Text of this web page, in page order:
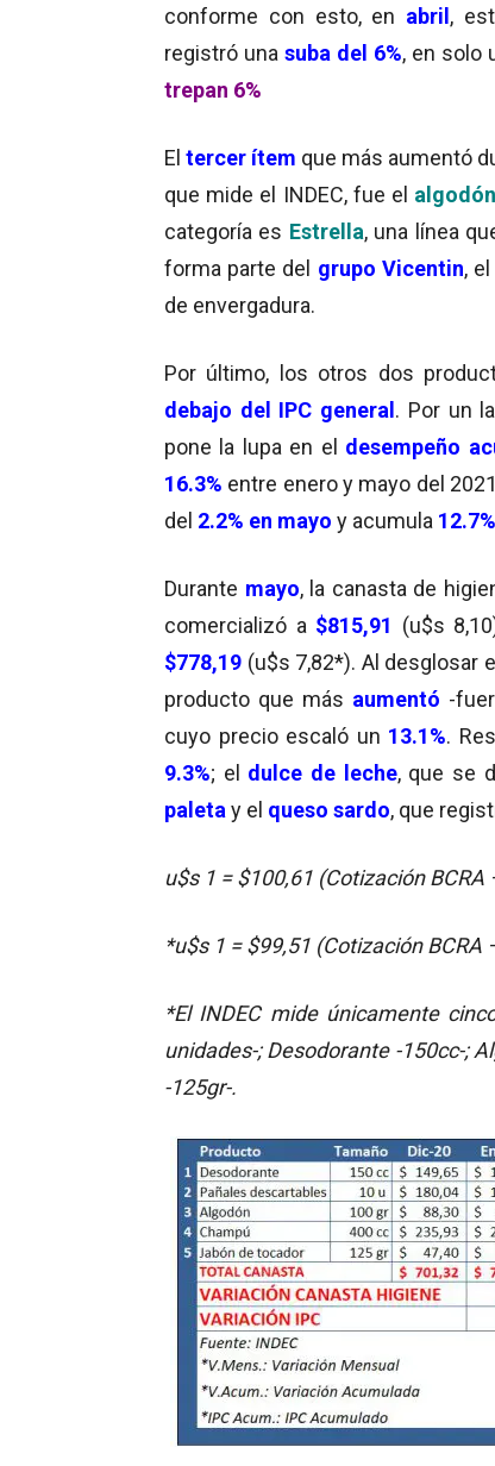
conforme con esto, en abril,
registró una suba del 6%, en solo
trepan 6%
El tercer ítem que más aumentó
que mide el INDEC, fue el algodón
categoría es Estrella, una línea
forma parte del grupo Vicentin,
de envergadura.
Por último, los otros dos
debajo del IPC general. Por un
pone la lupa en el desempeño
16.3% entre enero y mayo del
del 2.2% en mayo y acumula 12.7%
Durante mayo, la canasta de
comercializó a $815,91 (u$s
$778,19 (u$s 7,82*). Al desglosar
producto que más aumentó -
cuyo precio escaló un 13.1%.
9.3%; el dulce de leche, que se
paleta y el queso sardo, que
u$s 1 = $100,61 (Cotización
*u$s 1 = $99,51 (Cotización
*El INDEC mide únicamente
unidades-; Desodorante -150cc-;
-125gr-.